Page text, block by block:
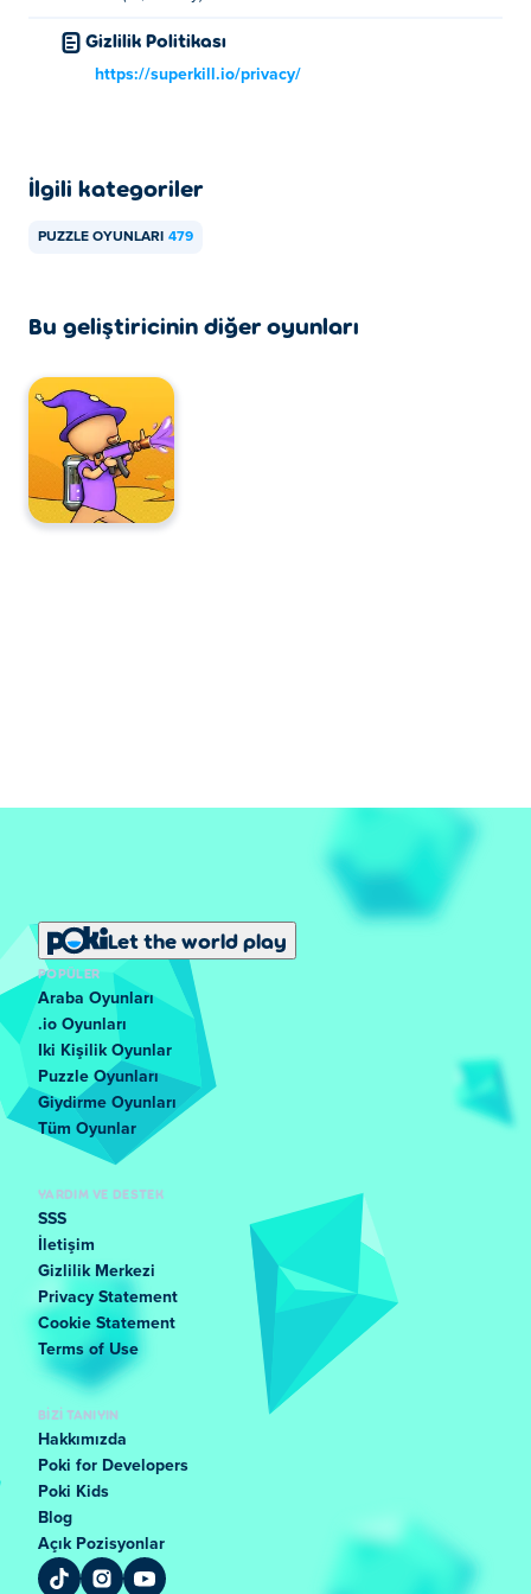
Gizlilik Politikası
https://superkill.io/privacy/
İlgili kategoriler
PUZZLE OYUNLARI 479
Bu geliştiricinin diğer oyunları
Let the world play
POPÜLER
Araba Oyunları
.io Oyunları
Iki Kişilik Oyunlar
Puzzle Oyunları
Giydirme Oyunları
Tüm Oyunlar
YARDIM VE DESTEK
SSS
İletişim
Gizlilik Merkezi
Privacy Statement
Cookie Statement
Terms of Use
BIZI TANIYIN
Hakkımızda
Poki for Developers
Poki Kids
Blog
Açık Pozisyonlar